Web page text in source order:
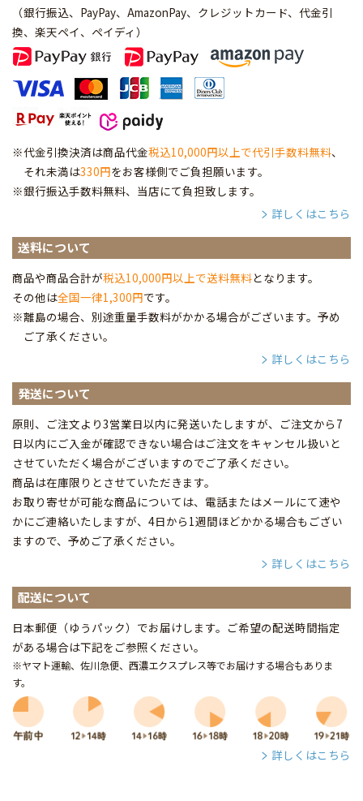
（銀行振込、PayPay、AmazonPay、クレジットカード、代金引
換、楽天ペイ、ペイディ ）
※代金引換決済は商品代金税込10,000円以上で代引手数料無料、
それ未満は330円をお客様側でご負担願います。
※銀行振込手数料無料、当店にて負担致します。
詳しくはこちら
送料について
商品や商品合計が税込10,000円以上で送料無料となります。
その他は全国一律1,300円です。
※離島の場合、別途重量手数料がかかる場合がございます。予め
ご了承ください。
詳しくはこちら
発送について
原則、ご注文より3営業日以内に発送いたしますが、ご注文から7
日以内にご入金が確認できない場合はご注文をキャンセル扱いと
させていただく場合がございますのでご了承ください。
商品は在庫限りとさせていただきます。
お取り寄せが可能な商品については、電話またはメールにて速や
かにご連絡いたしますが、4日から1週間ほどかかる場合もござい
ますので、予めご了承ください。
詳しくはこちら
配送について
日本郵便（ゆうパック）でお届けします。ご希望の配送時間指定
がある場合は下記をご参照ください。
※ヤマト運輸、佐川急便、西濃エクスプレス等でお届けする場合もありま
す。
詳しくはこちら